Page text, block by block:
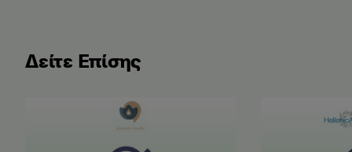
Δείτε Επίσης
Αποτελέσματα Εξετάσεων Ελληνομάθειας Μαΐου